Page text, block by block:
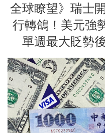
全球瞭望》瑞士
行轉鴿！美元強
單週最大貶勢